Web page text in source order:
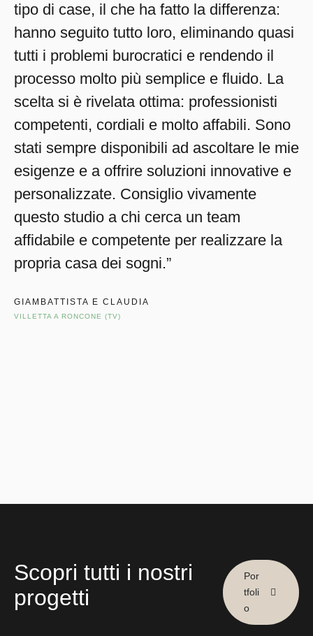
tipo di case, il che ha fatto la differenza:
hanno seguito tutto loro, eliminando quasi
tutti i problemi burocratici e rendendo il
processo molto più semplice e fluido. La
scelta si è rivelata ottima: professionisti
competenti, cordiali e molto affabili. Sono
stati sempre disponibili ad ascoltare le mie
esigenze e a offrire soluzioni innovative e
personalizzate. Consiglio vivamente
questo studio a chi cerca un team
affidabile e competente per realizzare la
propria casa dei sogni.”
GIAMBATTISTA E CLAUDIA
VILLETTA A RONCONE (TV)
Scopri tutti i nostri
progetti
Por
tfoli
o